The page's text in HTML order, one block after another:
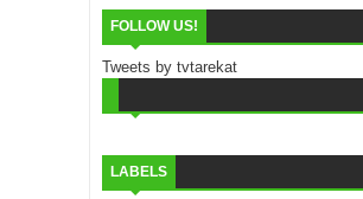
FOLLOW US!
Tweets by tvtarekat
LABELS